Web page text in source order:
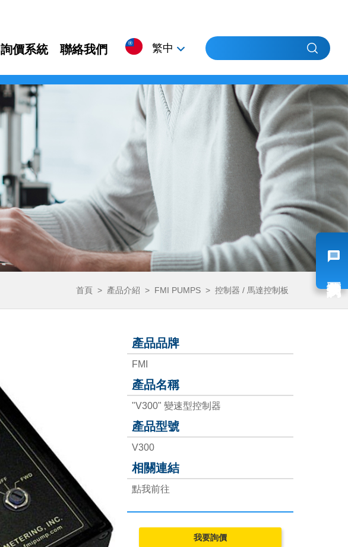
詢價系統 聯絡我們
繁中
EN
首頁 > 產品介紹 > FMI PUMPS > 控制器 / 馬達控制板
產品品牌
FMI
產品名稱
"V300" 變速型控制器
產品型號
V300
相關連結
點我前往